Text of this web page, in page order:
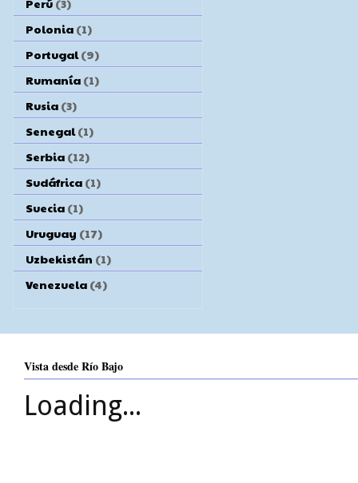
Polonia (1)
Portugal (9)
Rumanía (1)
Rusia (3)
Senegal (1)
Serbia (12)
Sudáfrica (1)
Suecia (1)
Uruguay (17)
Uzbekistán (1)
Venezuela (4)
Vista desde Río Bajo
Loading...